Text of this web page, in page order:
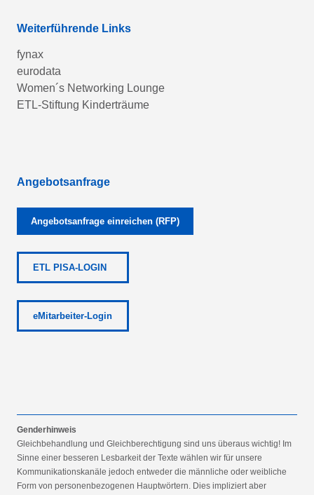
Weiterführende Links
fynax
eurodata
Women´s Networking Lounge
ETL-Stiftung Kinderträume
Angebotsanfrage
Angebotsanfrage einreichen (RFP)
ETL PISA-LOGIN
eMitarbeiter-Login
Genderhinweis
Gleichbehandlung und Gleichberechtigung sind uns überaus wichtig! Im
Sinne einer besseren Lesbarkeit der Texte wählen wir für unsere
Kommunikationskanäle jedoch entweder die männliche oder weibliche
Form von personenbezogenen Hauptwörtern. Dies impliziert aber